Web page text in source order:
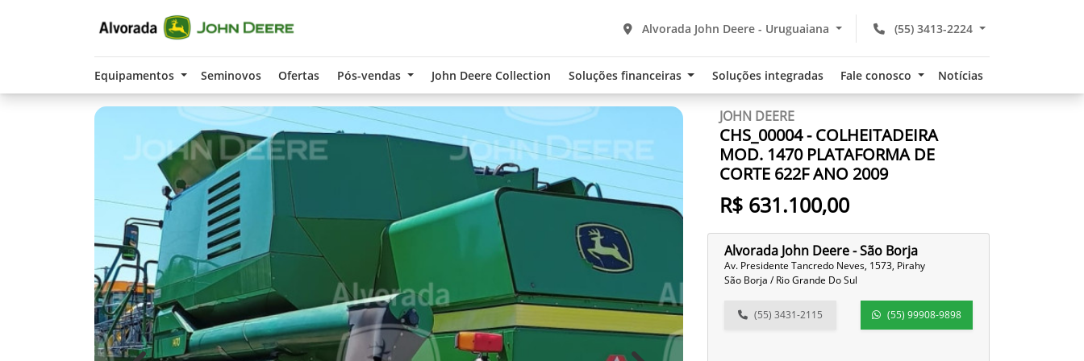
(55) 3413-2224
Alvorada John Deere - Uruguaiana
Equipamentos Seminovos Ofertas Pós-vendas John Deere Collection Soluções financeiras Soluções integradas Fale conosco Notícias
JOHN DEERE
CHS_00004 - COLHEITADEIRA
MOD. 1470 PLATAFORMA DE
CORTE 622F ANO 2009
R$ 631.100,00
Alvorada John Deere - São Borja
Av. Presidente Tancredo Neves, 1573, Pirahy
São Borja / Rio Grande Do Sul
(55) 3431-2115 (55) 99908-9898